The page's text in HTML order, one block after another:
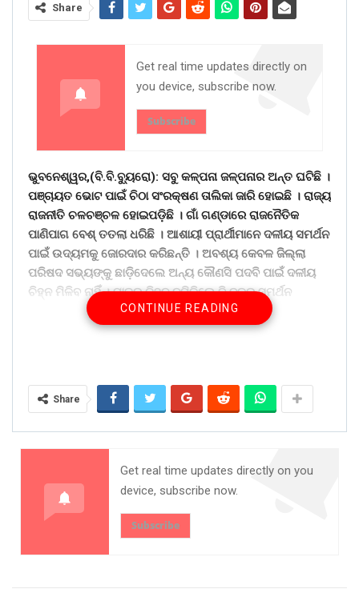
Share
Get real time updates directly on
you device, subscribe now.
Subscribe
ଭୁବନେଶ୍ୱର,(ବି.ବି.ବୁ୍ୟରୋ): ସବୁ କଳ୍ପନା ଜଳ୍ପନାର ଅନ୍ତ ଘଟିଛି ।
ପଞ୍ଚାୟତ ଭୋଟ ପାଇଁ ଚିଠା ସଂରକ୍ଷଣ ତାଲିକା ଜାରି ହୋଇଛି । ରାଜ୍ୟ
ରାଜନୀତି ଚଳଚଞ୍ଚଳ ହୋଇପଡ଼ିଛି । ଗାଁ ଗଣ୍ଡାରେ ରାଜନୈତିକ
ପାଣିପାଗ ବେଶ୍ ତତଲା ଧରିଛି । ଆଶାୟୀ ପ୍ରାର୍ଥୀମାନେ ଦଳୀୟ ସମର୍ଥନ
ପାଇଁ ଉଦ୍ୟମକୁ ଜୋରଦାର କରିଛନ୍ତି । ଅବଶ୍ୟ କେବଳ ଜିଲ୍ଲା
ପରିଷଦ ସଭ୍ୟଙ୍କୁ ଛାଡ଼ିଦେଲେ ଅନ୍ୟ କୌଣସି ପଦବି ପାଇଁ ଦଳୀୟ
ଚିହ୍ନ ମିଳିବ ନାହିଁ । ମାତ୍ର ଚିହ୍ନ ନମିଳିଲେ ବି ଦଳର ସମର୍ଥନ
ପାଇବାକୁ ପ୍ରାର୍ଥୀମାନଙ୍କ ମଧ୍ୟରେ ଆରମ୍ଭ ହୋଇଛି ଲବି ରାଜନୀତି
। ନିଜ ଅଞ୍ଚଳର ବିଧାୟକ, ପ୍ରଭାବଶାଳୀ ନେତାଙ୍କ ସମର୍ଥନ
ପାଇବାକୁ ଏବେ ଆରମ୍ଭ ହୋଇଯାଇଛି ଛକାପଞ୍ଝା । ନିଜ ସମର୍ଥକଙ୍କୁ
ଧରି ଅଶାୟୀମାନେ ମେଳି ବାନ୍ଧିଲେଣି । ବିଧାୟକ ଓ ମନ୍ତ୍ରୀଙ୍କ
ନେତାଙ୍କ ଆଶୀର୍ବାଦରେ ଟିକଟ ହାତେଇବାକୁ ମଧ୍ୟ ବହୁ ଆଶାୟୀ
ଆଶାୟୀଙ୍କ ସଂଖ୍ୟା ବଢ଼ି ବଢ଼ି ଚାଲିଛି । ସ୍ଥାନୀୟ ନେତାମାନେ ଏବେ
ଟେନ୍ସନରେ । ମୁଣ୍ଡବ୍ୟଥା ଆରମ୍ଭ ହେଲାଣି । କାହାକୁ ସମର୍ଥନ
ଦେବେ? ଅନ୍ୟ ଆଶାୟୀ ଯଦି ବିଦ୍ରୋହୀ ଭାବେ ଛିଡ଼ା ହୋଇ ବାଜି
ମାରିନେଲେ କ’ଣ ହେବ ରଣକୌଶଳ? ବ୍ଲକ ଅଧ୍ୟକ୍ଷ ଓ ଜିଲ୍ଲା
CONTINUE READING
Share
Get real time updates directly on you
device, subscribe now.
Subscribe